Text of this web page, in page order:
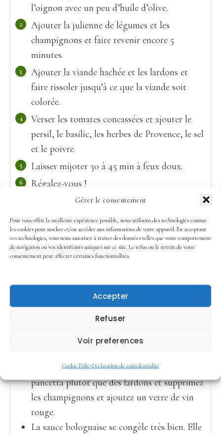
Gérer le consentement
Pour vous offrir la meilleure expérience possible, nous utilisons des technologies comme
les cookies pour stocker et/ou accéder aux informations de votre appareil. En acceptant
ces technologies, vous nous autorisez à traiter des données telles que votre comportement
de navigation ou vos identifiants uniques sur ce site. Le refus ou le retrait de votre
consentement peut affecter certaines fonctionnalités.
Accepter
Refuser
Voir preferences
Cookie PolicyDéclaration de confidentialité
l’oignon avec un peu d’huile d’olive.
Ajouter la julienne de légumes et les
champignons et faire revenir encore 5
minutes.
Ajouter la viande hachée et les lardons et
faire rissoler jusqu’à ce que la viande soit
colorée.
Verser les tomates concassées et ajouter le
persil, le basilic, les herbes de Provence, le sel
et le poivre.
Laisser mijoter 30 à 45 min à feux doux.
Régalez-vous !
J'aime la "bolo" très parfumée. C'est pourquoi,
5 minutes avant la fin de la cuisson, je goûte
une cuillère à café).
Si vous trouvez votre sauce un peu trop
acide, ajoutez 1 ou 2 pincées de sucre.
Si vous préférez coller au plus près de la
un mélange de bœuf et de veau. Prenez de la
pancetta plutôt que des lardons et supprimez
les champignons et ajoutez un verre de vin
rouge.
La sauce bolognaise se congèle très bien. Elle